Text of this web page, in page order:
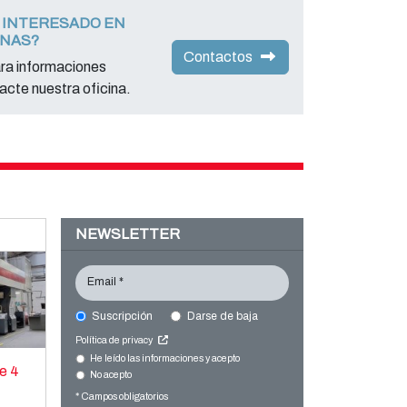
EN
informaciones
nuestra oficina.
Contactos
4
NEWSLETTER
Email *
Suscripción Darse de baja
Política de privacy
He leído las informaciones y acepto
No acepto
* Campos obligatorios